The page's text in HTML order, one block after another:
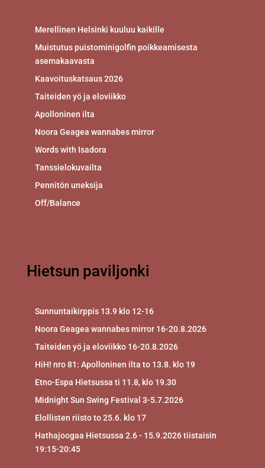
Merellinen Helsinki kuuluu kaikille
Muistutus puistominigolfin poikkeamisesta
asemakaavasta
Kaavoituskatsaus 2026
Taiteiden yö ja eloviikko
Apolloninen ilta
Noora Geagea wannabes mirror
Words with Isadora
Tanssielokuvailta
Pennitön uneksija
Off/Balance
Hietsun paviljonki
Sunnuntaikirppis 13.9 klo 12-16
Noora Geagea wannabes mirror 16-20.8.2026
Taiteiden yö ja eloviikko 16-20.8.2026
HiH! nro 81: Apolloninen ilta to 13.8. klo 19
Etno-Espa Hietsussa ti 11.8, klo 19.30
Midnight Sun Swing Festival 3-5.7.2026
Elollisten riisto to 25.6. klo 17
Hathajoogaa Hietsussa 2.6 - 15.9.2026 tiistaisin
19:15-20:45